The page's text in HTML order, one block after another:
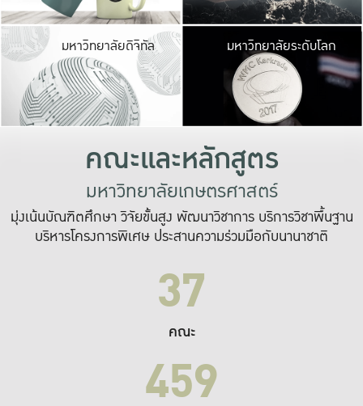
มหาวิทยาลัยดิจิทัล มหาวิ
เปลี่ยนแปลง แล
เพื่อทำง
ระบบสารสนเทศ
มหาวิทยาลัยระดับโลก
คณะและหลักสูตร
มหาวิทยาลัยเกษตรศาสตร์
มุ่งเน้นบัณฑิตศึกษา วิจัยขั้นสูง พัฒนาวิชาการ บริการวิชาพื้นฐาน
บริหารโครงการพิเศษ ประสานความร่วมมือกับนานาชาติ
37
คณะ
459